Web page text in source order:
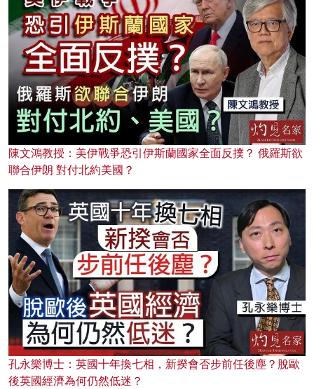
陳文鴻教授：美伊戰爭恐引伊斯蘭國家全面反撲？ 俄羅斯欲
聯合伊朗 對付北約美國？
孔永樂博士：英國十年換七相，新揆會否步前任後塵？脫歐
後英國經濟為何仍然低迷？